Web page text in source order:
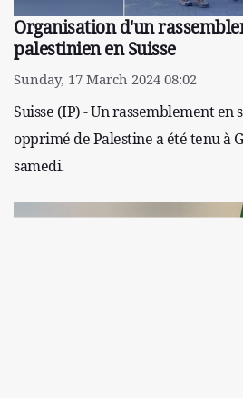
Organisation d'un
palestinien en Suisse
Sunday, 17 March 2024 08:02
Suisse (IP) - Un rassemblement en
opprimé de Palestine a été tenu à
samedi.